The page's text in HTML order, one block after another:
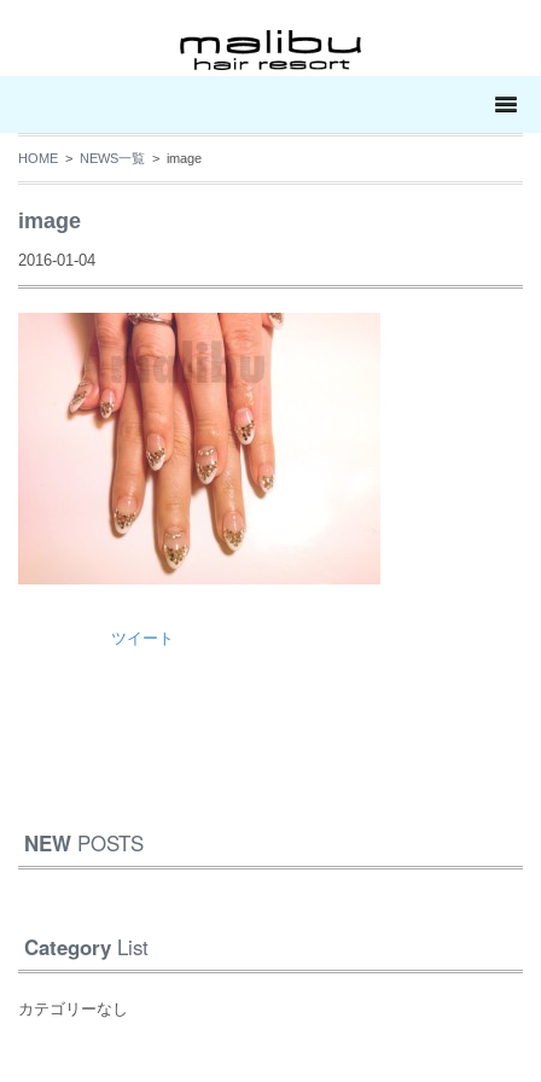
HOME > NEWS一覧 > image
image
2016-01-04
ツイート
NEW POSTS
Category List
カテゴリーなし